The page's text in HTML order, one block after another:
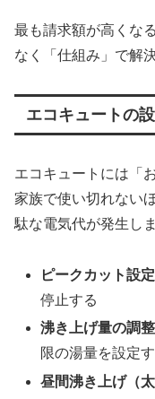
最も請求額が高くな
なく「仕組み」で解
エコキュートの
エコキュートには「
家族で使い切れない
駄な電気代が発生しま
ピークカット設
停止する
沸き上げ量の調
限の湯量を設定
昼間沸き上げ（